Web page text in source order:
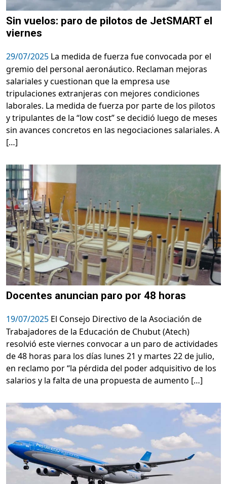
Sin vuelos: paro de pilotos de JetSMART el
viernes
29/07/2025 La medida de fuerza fue convocada por el
gremio del personal aeronáutico. Reclaman mejoras
salariales y cuestionan que la empresa use
tripulaciones extranjeras con mejores condiciones
laborales. La medida de fuerza por parte de los pilotos
y tripulantes de la “low cost” se decidió luego de meses
sin avances concretos en las negociaciones salariales. A
[…]
Docentes anuncian paro por 48 horas
19/07/2025 El Consejo Directivo de la Asociación de
Trabajadores de la Educación de Chubut (Atech)
resolvió este viernes convocar a un paro de actividades
de 48 horas para los días lunes 21 y martes 22 de julio,
en reclamo por “la pérdida del poder adquisitivo de los
salarios y la falta de una propuesta de aumento […]